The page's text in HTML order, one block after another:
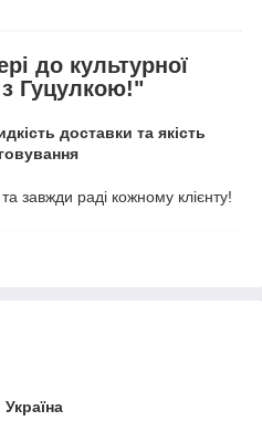
до культурної
Гуцулкою!"
доставки та якість
завжди раді кожному клієнту!
Україна